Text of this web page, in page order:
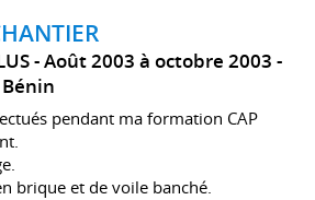
Août 2003 à octobre 2003
Bénin
pendant ma formation CAP
brique et de voile banché.